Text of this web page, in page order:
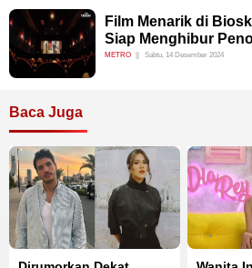
Film Menarik di
Siap Menghibur
METRO Sabtu, 14 Desember 2024
Baca Juga